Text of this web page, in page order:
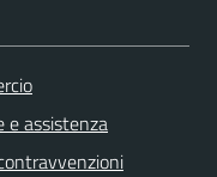
e assistenza